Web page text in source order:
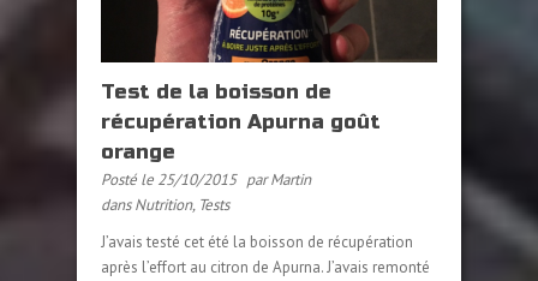
Test de la boisson de
récupération Apurna goût
orange
Posté le 25/10/2015 par Martin
dansNutrition, Tests
J’avais testé cet été la boisson de récupération
après l’effort au citron de Apurna. J’avais remonté